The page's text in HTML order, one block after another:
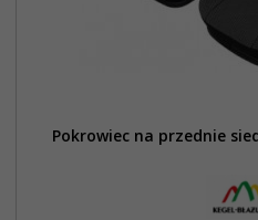
Pokrowiec na przednie